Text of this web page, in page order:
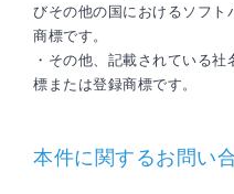
びその他の国におけるソフ
商標です。
・その他、記載されている
標または登録商標です。
本件に関するお問い